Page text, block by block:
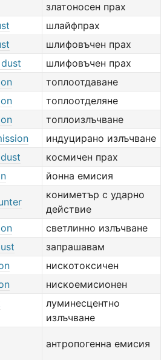
златоносен прах
шлайфпрах
шлифовъчен прах
шлифовъчен прах
топлоотдаване
топлоотделяне
топлоизлъчване
индуцирано излъчване
космичен прах
йонна емисия
кониметър с ударно
действие
светлинно излъчване
запрашавам
нискотоксичен
нискоемисионен
луминесцентно
излъчване
антропогенна емисия